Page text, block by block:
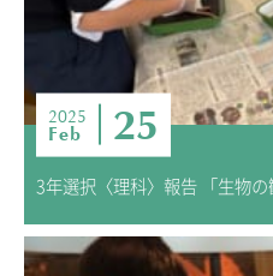
2025
Feb 25
3年選択〈理科〉報告 「生物の